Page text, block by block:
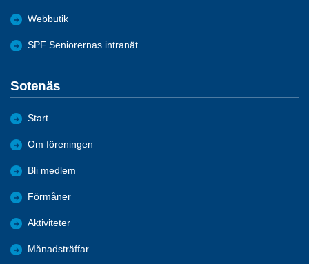
Webbutik
SPF Seniorernas intranät
Sotenäs
Start
Om föreningen
Bli medlem
Förmåner
Aktiviteter
Månadsträffar